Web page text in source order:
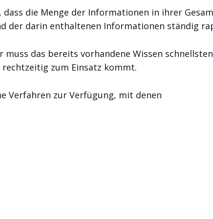
die Menge der Informationen in ihrer
der darin enthaltenen Informationen ständig
das bereits vorhandene Wissen
zum Einsatz kommt.
Verfahren zur Verfügung, mit denen